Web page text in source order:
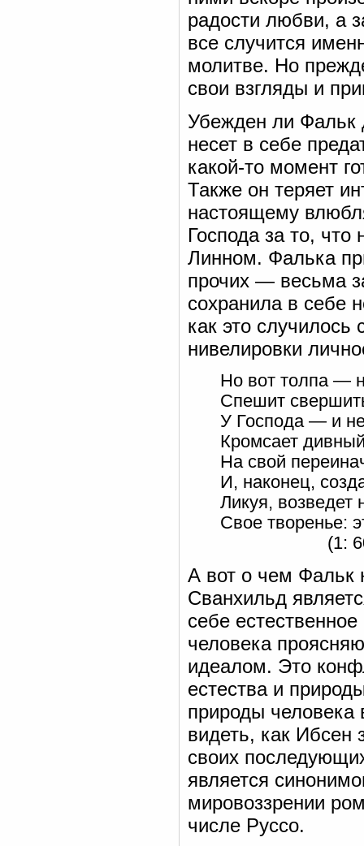
радости любви, а
все случится
молитве. Но
свои взгляды и
Убежден ли Фальк
несет в себе
какой-то момент
Также он теряет
настоящему
Господа за то,
Линном. Фалька
прочих — весьма
сохранила в себе
как это случилось
нивелировки
Но вот толпа —
Спешит
У Господа — и
Кромсает
На свой
И, наконец,
Ликуя, возведет
Свое творенье:
(1:
А вот о чем Фальк
Сванхильд
себе
человека
идеалом. Это
естества и
природы
видеть, как Ибсен
своих
является
мировоззрении
числе Руссо.